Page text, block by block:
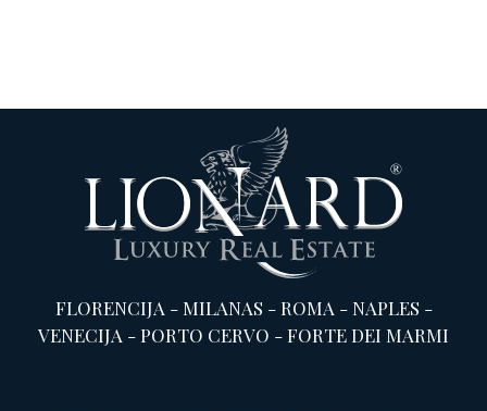
FLORENCIJA -MILANAS -ROMA -NAPLES -
VENECIJA -PORTO CERVO -FORTE DEI MARMI